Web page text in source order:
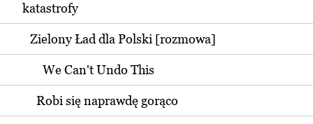
katastrofy
Zielony Ład dla Polski [rozmowa]
We Can't Undo This
Robi się naprawdę gorąco